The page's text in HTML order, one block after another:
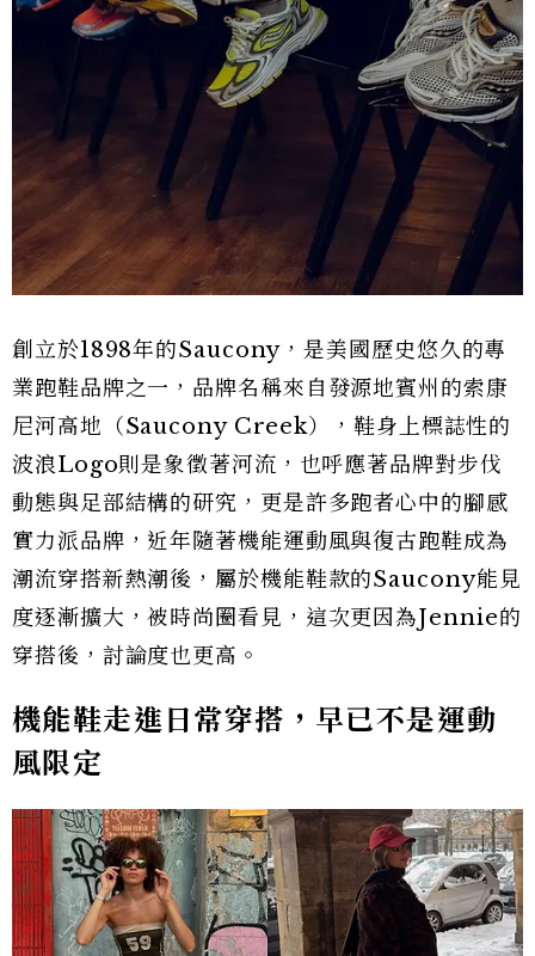
創立於1898年的Saucony，是美國歷史悠久的專
業跑鞋品牌之一，品牌名稱來自發源地賓州的索康
尼河高地（Saucony Creek），鞋身上標誌性的
波浪Logo則是象徵著河流，也呼應著品牌對步伐
動態與足部結構的研究，更是許多跑者心中的腳感
實力派品牌，近年隨著機能運動風與復古跑鞋成為
潮流穿搭新熱潮後，屬於機能鞋款的Saucony能見
度逐漸擴大，被時尚圈看見，這次更因為Jennie的
穿搭後，討論度也更高。
機能鞋走進日常穿搭，早已不是運動
風限定